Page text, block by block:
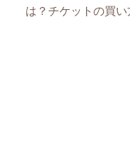
は？チケットの買い